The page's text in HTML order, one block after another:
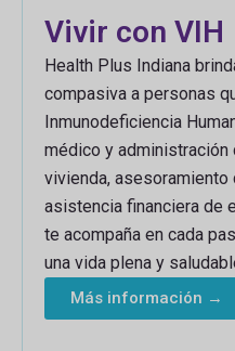
Vivir con VIH
Health Plus Indiana
compasiva a personas
Inmunodeficiencia
médico y
vivienda, asesoramiento
asistencia financiera de
te acompaña en cada
una vida plena y
Más información →